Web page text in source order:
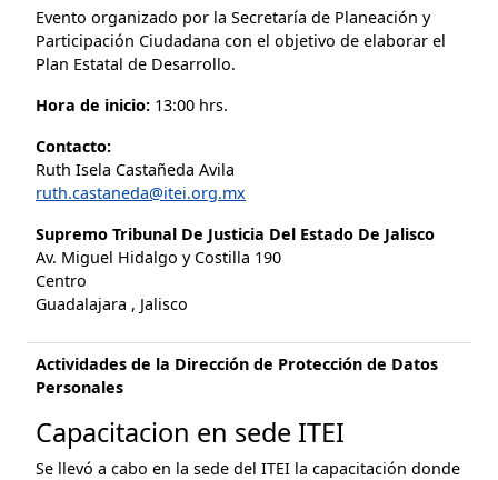
Evento organizado por la Secretaría de Planeación y
Participación Ciudadana con el objetivo de elaborar el
Plan Estatal de Desarrollo.
Hora de inicio: 13:00 hrs.
Contacto:
Ruth Isela Castañeda Avila
ruth.castaneda@itei.org.mx
Supremo Tribunal De Justicia Del Estado De Jalisco
Av. Miguel Hidalgo y Costilla 190
Centro
Guadalajara , Jalisco
Actividades de la Dirección de Protección de Datos
Personales
Capacitacion en sede ITEI
Se llevó a cabo en la sede del ITEI la capacitación donde